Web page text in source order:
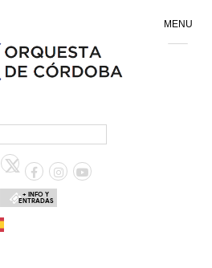
+ INFO Y
ENTRADAS
MENU